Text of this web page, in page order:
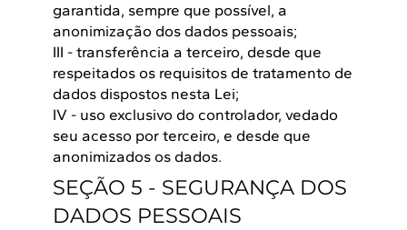
garantida, sempre que possível, a
anonimização dos dados pessoais;
III - transferência a terceiro, desde que
respeitados os requisitos de tratamento de
dados dispostos nesta Lei;
IV - uso exclusivo do controlador, vedado
seu acesso por terceiro, e desde que
anonimizados os dados.
SEÇÃO 5 - SEGURANÇA DOS
DADOS PESSOAIS